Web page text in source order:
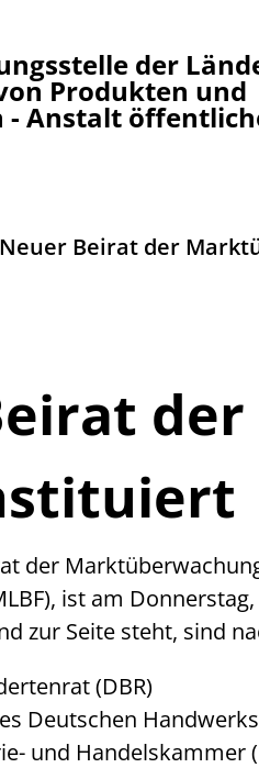
der
Produkten und
Anstalt
Neuer Beirat der
der
ist am
zur Seite steht, sind
(DBR)
Deutschen Handwerks
und Handelskammer